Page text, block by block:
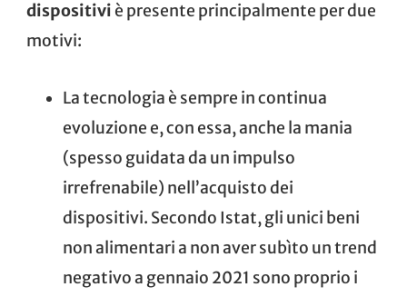
dispositivi è presente principalmente per due
motivi:
La tecnologia è sempre in continua
evoluzione e, con essa, anche la mania
(spesso guidata da un impulso
irrefrenabile) nell’acquisto dei
dispositivi. Secondo Istat, gli unici beni
non alimentari a non aver subìto un trend
negativo a gennaio 2021 sono proprio i